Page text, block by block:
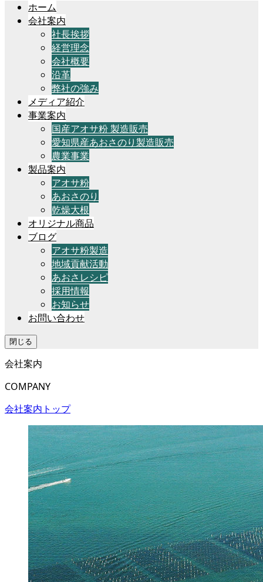
ホーム
会社案内
社長挨拶
経営理念
会社概要
沿革
弊社の強み
メディア紹介
事業案内
国産アオサ粉 製造販売
愛知県産あおさのり製造販売
農業事業
製品案内
アオサ粉
あおさのり
乾燥大根
オリジナル商品
ブログ
アオサ粉製造
地域貢献活動
あおさレシピ
採用情報
お知らせ
お問い合わせ
閉じる
会社案内
COMPANY
会社案内トップ